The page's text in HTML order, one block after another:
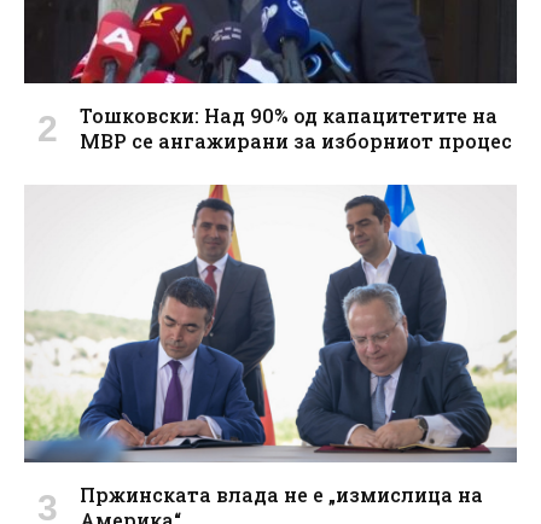
Тошковски: Над 90% од капацитетите на
МВР се ангажирани за изборниот процес
Пржинската влада не е „измислица на